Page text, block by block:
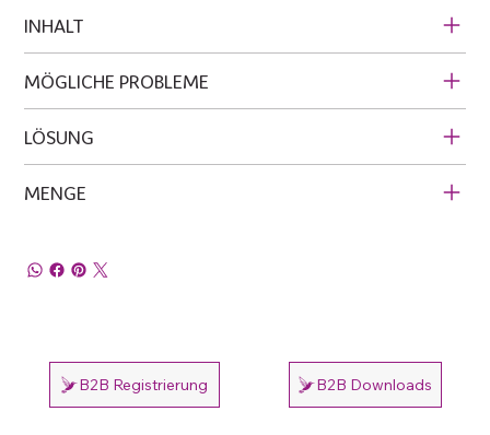
INHALT
MÖGLICHE PROBLEME
LÖSUNG
MENGE
B2B Registrierung B2B Downloads